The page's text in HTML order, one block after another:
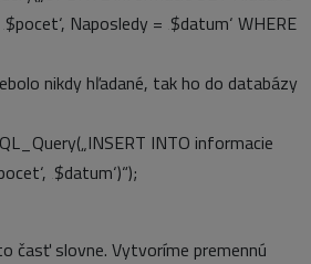
Naposledy = ‚$datum‘ WHERE
nikdy hľadané, tak ho do databázy
INTO informacie
‚$datum‘)“);
časť slovne. Vytvoríme premennú